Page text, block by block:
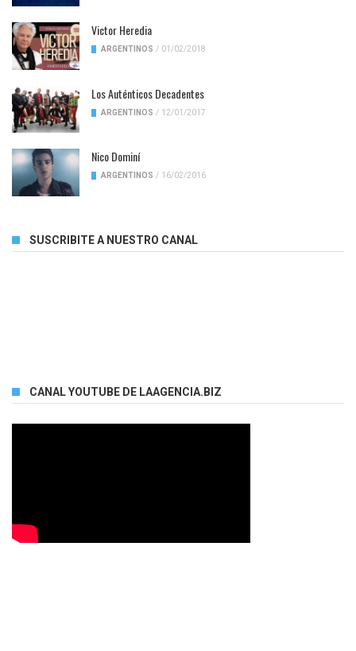
Victor Heredia
ARGENTINOS / 01/02/2018
Los Auténticos Decadentes
ARGENTINOS / 12/01/2017
Nico Dominí
ARGENTINOS / 16/02/2016
SUSCRIBITE A NUESTRO CANAL
CANAL YOUTUBE DE LAAGENCIA.BIZ